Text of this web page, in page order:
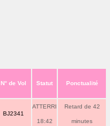
N° de Vol Statut Ponctualité
BJ2341
ATTERRI
18:42
Retard de 42
minutes